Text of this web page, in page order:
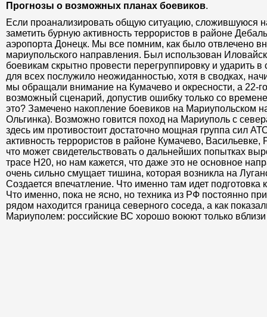
Прогнозы о возможных планах боевиков.
Если проанализировать общую ситуацию, сложившуюся
заметить бурную активность террористов в районе
аэропорта Донецк. Мы все помним, как было отвлечено
мариупольского направления. Был использован
боевикам скрытно провести перегруппировку и ударить
для всех послужило неожиданностью, хотя в сводках,
мы обращали внимание на Кумачево и окресности, а 22-
возможный сценарий, допустив ошибку только со
это? Замечено накопление боевиков на Мариупольском
Ольгинка). Возможно говится поход на Мариуполь с
здесь им противостоит достаточно мощная группа сил
активность террористов в районе Кумачево,
что может свидетельствовать о дальнейших попытках
трасе Н20, но нам кажется, что даже это не основное
очень сильно смущает тишина, которая возникла на
Создается впечатление. Что именно там идет подготовка
Что именно, пока не ясно, но техника из РФ постоянно
рядом находится граница северного соседа, а как
Мариуполем: российские ВС хорошо воюют только вблизи